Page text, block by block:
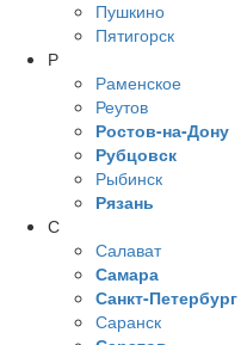
Пушкино
Пятигорск
Р
Раменское
Реутов
Ростов-на-Дону
Рубцовск
Рыбинск
Рязань
С
Салават
Самара
Санкт-Петербург
Саранск